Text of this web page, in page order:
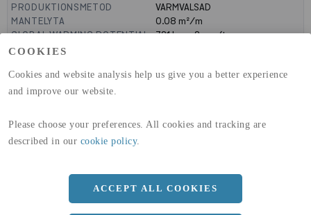
COOKIES
Cookies and website analysis help us give you a better experience
and improve our website.
Please choose your preferences. All cookies and tracking are
described in our cookie policy.
ACCEPT ALL COOKIES
PRODUKTIONSMETOD
VARMVALSAD
MANTELYTA
0.08 m²/m
GLOBAL WARMING POTENTIAL
(A1-A3)
721kg co2-eq./ton
(A4)
b 20 MM